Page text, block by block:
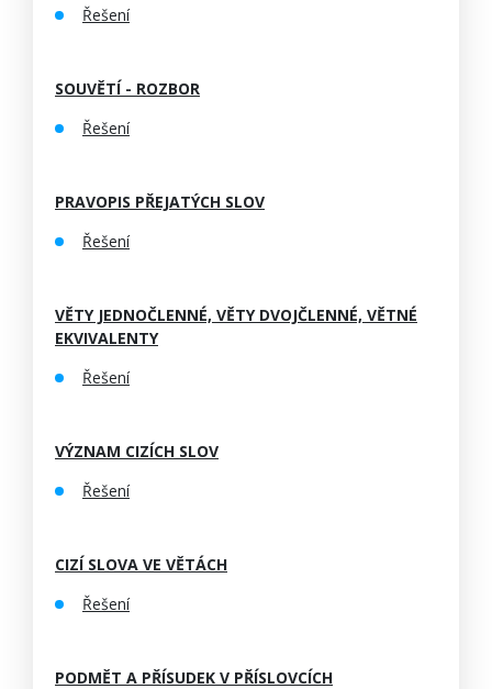
Řešení
SOUVĚTÍ - ROZBOR
Řešení
PRAVOPIS PŘEJATÝCH SLOV
Řešení
VĚTY JEDNOČLENNÉ, VĚTY DVOJČLENNÉ, VĚTNÉ
EKVIVALENTY
Řešení
VÝZNAM CIZÍCH SLOV
Řešení
CIZÍ SLOVA VE VĚTÁCH
Řešení
PODMĚT A PŘÍSUDEK V PŘÍSLOVCÍCH